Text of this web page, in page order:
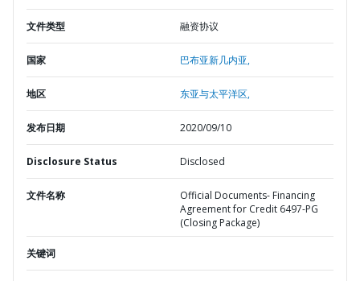
文件类型 融资协议
国家 巴布亚新几内亚,
地区 东亚与太平洋区,
发布日期 2020/09/10
Disclosure Status Disclosed
文件名称
Official Documents- Financing
Agreement for Credit 6497-PG
(Closing Package)
关键词